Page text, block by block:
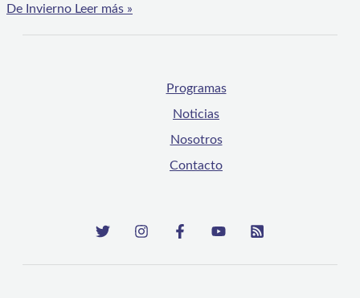
De Invierno Leer más »
Programas
Noticias
Nosotros
Contacto